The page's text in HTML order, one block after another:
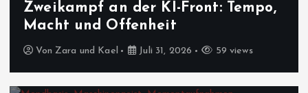
Zweikampf an der KI-Front: Tempo,
Macht und Offenheit
Von Zara und Kael Juli 31, 2026 59 views